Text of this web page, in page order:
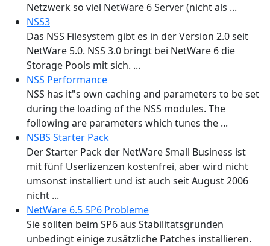
Netzwerk so viel NetWare 6 Server (nicht als ...
NSS3
Das NSS Filesystem gibt es in der Version 2.0 seit
NetWare 5.0. NSS 3.0 bringt bei NetWare 6 die
Storage Pools mit sich. ...
NSS Performance
NSS has it"s own caching and parameters to be set
during the loading of the NSS modules. The
following are parameters which tunes the ...
NSBS Starter Pack
Der Starter Pack der NetWare Small Business ist
mit fünf Userlizenzen kostenfrei, aber wird nicht
umsonst installiert und ist auch seit August 2006
nicht ...
NetWare 6.5 SP6 Probleme
Sie sollten beim SP6 aus Stabilitätsgründen
unbedingt einige zusätzliche Patches installieren.